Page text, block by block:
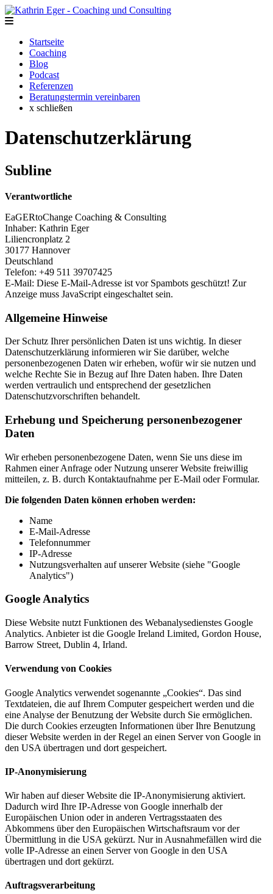
Startseite
Coaching
Blog
Podcast
Referenzen
Beratungstermin vereinbaren
x schließen
Datenschutzerklärung
Subline
Verantwortliche
EaGERtoChange Coaching & Consulting
Inhaber: Kathrin Eger
Liliencronplatz 2
30177 Hannover
Deutschland
Telefon: +49 511 39707425
E-Mail: Diese E-Mail-Adresse ist vor Spambots geschützt! Zur
Anzeige muss JavaScript eingeschaltet sein.
Allgemeine Hinweise
Der Schutz Ihrer persönlichen Daten ist uns wichtig. In dieser
Datenschutzerklärung informieren wir Sie darüber, welche
personenbezogenen Daten wir erheben, wofür wir sie nutzen und
welche Rechte Sie in Bezug auf Ihre Daten haben. Ihre Daten
werden vertraulich und entsprechend der gesetzlichen
Datenschutzvorschriften behandelt.
Erhebung und Speicherung personenbezogener
Daten
Wir erheben personenbezogene Daten, wenn Sie uns diese im
Rahmen einer Anfrage oder Nutzung unserer Website freiwillig
mitteilen, z. B. durch Kontaktaufnahme per E-Mail oder Formular.
Die folgenden Daten können erhoben werden:
Name
E-Mail-Adresse
Telefonnummer
IP-Adresse
Nutzungsverhalten auf unserer Website (siehe "Google
Analytics")
Google Analytics
Diese Website nutzt Funktionen des Webanalysedienstes Google
Analytics. Anbieter ist die Google Ireland Limited, Gordon House,
Barrow Street, Dublin 4, Irland.
Verwendung von Cookies
Google Analytics verwendet sogenannte „Cookies“. Das sind
Textdateien, die auf Ihrem Computer gespeichert werden und die
eine Analyse der Benutzung der Website durch Sie ermöglichen.
Die durch Cookies erzeugten Informationen über Ihre Benutzung
dieser Website werden in der Regel an einen Server von Google in
den USA übertragen und dort gespeichert.
IP-Anonymisierung
Wir haben auf dieser Website die IP-Anonymisierung aktiviert.
Dadurch wird Ihre IP-Adresse von Google innerhalb der
Europäischen Union oder in anderen Vertragsstaaten des
Abkommens über den Europäischen Wirtschaftsraum vor der
Übermittlung in die USA gekürzt. Nur in Ausnahmefällen wird die
volle IP-Adresse an einen Server von Google in den USA
übertragen und dort gekürzt.
Auftragsverarbeitung